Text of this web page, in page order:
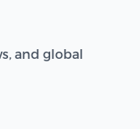
and global